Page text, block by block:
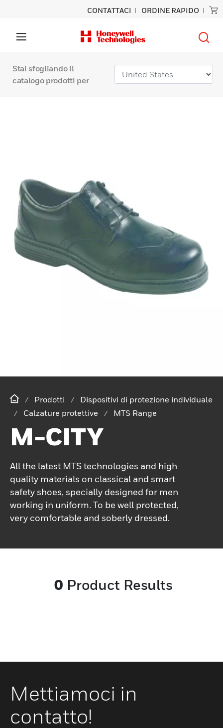
CONTATTACI ORDINE RAPIDO
Stai sfogliando il
catalogo prodotti per
Prodotti
Dispositivi di protezione individuale
Calzature protettive
MTS Range
M-CITY
All the latest MTS technologies and high
quality materials on classical and smart
safety shoes, specially designed for men
working in uniform. To be well protected,
very comfortable and soberly dressed.
0 Product Results
Mettiamoci in
contatto!